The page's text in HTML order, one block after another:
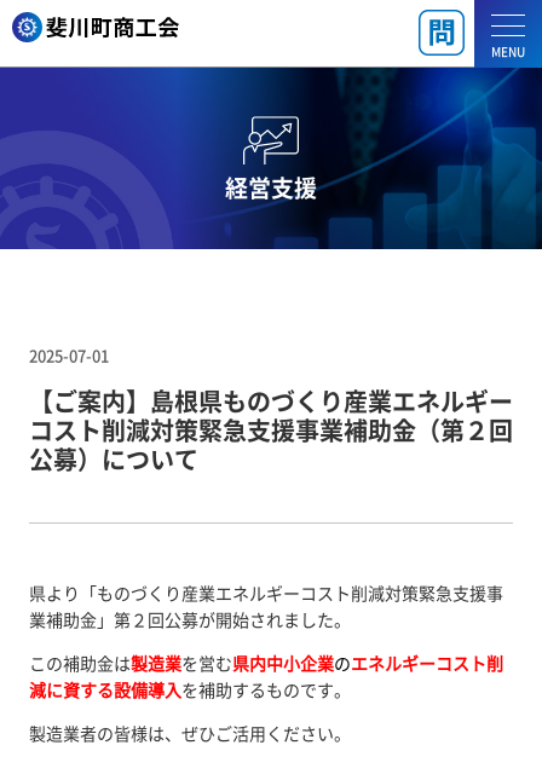
MENU
経営支援
2025-07-01
【ご案内】島根県ものづくり産業エネルギー
コスト削減対策緊急支援事業補助金（第２回
公募）について
県より「ものづくり産業エネルギーコスト削減対策緊急支援事
業補助金」第２回公募が開始されました。
この補助金は製造業を営む県内中小企業のエネルギーコスト削
減に資する設備導入を補助するものです。
製造業者の皆様は、ぜひご活用ください。